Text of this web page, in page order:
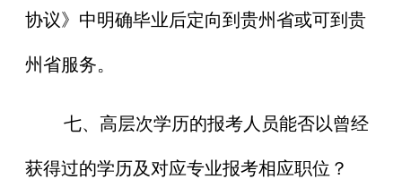
协议》中明确毕业后定向到贵州省或可到贵
州省服务。
七、高层次学历的报考人员能否以曾经
获得过的学历及对应专业报考相应职位？